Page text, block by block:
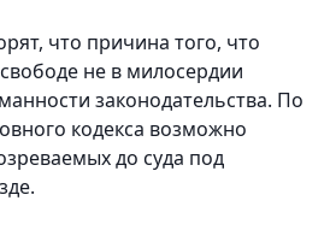
что причина того, что
не в милосердии
законодательства. По
кодекса возможно
до суда под